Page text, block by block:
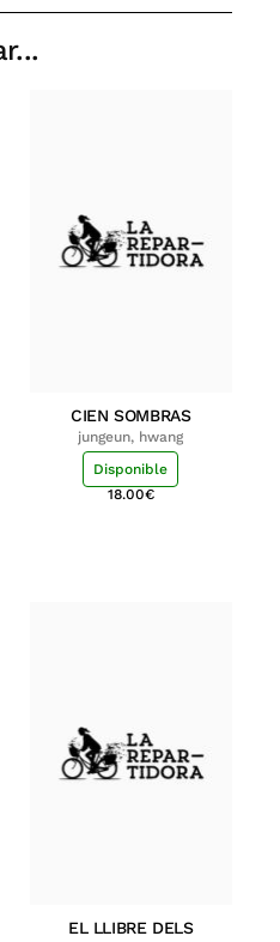
CIEN SOMBRAS
jungeun, hwang
Disponible
18.00€
EL LLIBRE DELS